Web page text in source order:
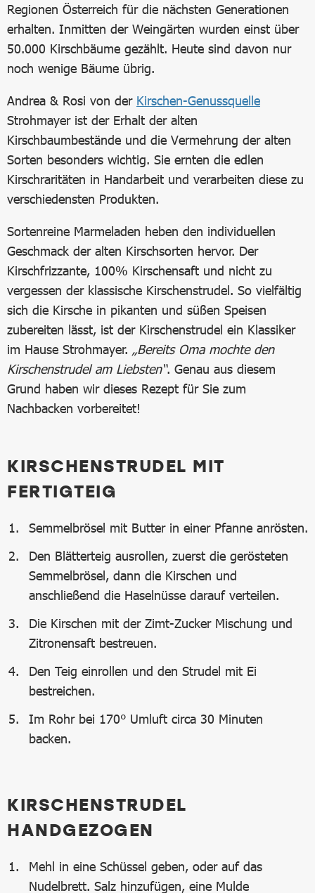
Regionen Österreich für die nächsten Generationen
erhalten. Inmitten der Weingärten wurden einst über
50.000 Kirschbäume gezählt. Heute sind davon nur
noch wenige Bäume übrig.
Andrea & Rosi von der Kirschen-Genussquelle
Strohmayer ist der Erhalt der alten
Kirschbaumbestände und die Vermehrung der alten
Sorten besonders wichtig. Sie ernten die edlen
Kirschraritäten in Handarbeit und verarbeiten diese zu
verschiedensten Produkten.
Sortenreine Marmeladen heben den individuellen
Geschmack der alten Kirschsorten hervor. Der
Kirschfrizzante, 100% Kirschensaft und nicht zu
vergessen der klassische Kirschenstrudel. So vielfältig
sich die Kirsche in pikanten und süßen Speisen
zubereiten lässt, ist der Kirschenstrudel ein Klassiker
im Hause Strohmayer. „Bereits Oma mochte den
Kirschenstrudel am Liebsten“. Genau aus diesem
Grund haben wir dieses Rezept für Sie zum
Nachbacken vorbereitet!
KIRSCHENSTRUDEL MIT
FERTIGTEIG
Semmelbrösel mit Butter in einer Pfanne anrösten.
Den Blätterteig ausrollen, zuerst die gerösteten
Semmelbrösel, dann die Kirschen und
anschließend die Haselnüsse darauf verteilen.
Die Kirschen mit der Zimt-Zucker Mischung und
Zitronensaft bestreuen.
Den Teig einrollen und den Strudel mit Ei
bestreichen.
Im Rohr bei 170° Umluft circa 30 Minuten
backen.
KIRSCHENSTRUDEL
HANDGEZOGEN
Mehl in eine Schüssel geben, oder auf das
Nudelbrett. Salz hinzufügen, eine Mulde